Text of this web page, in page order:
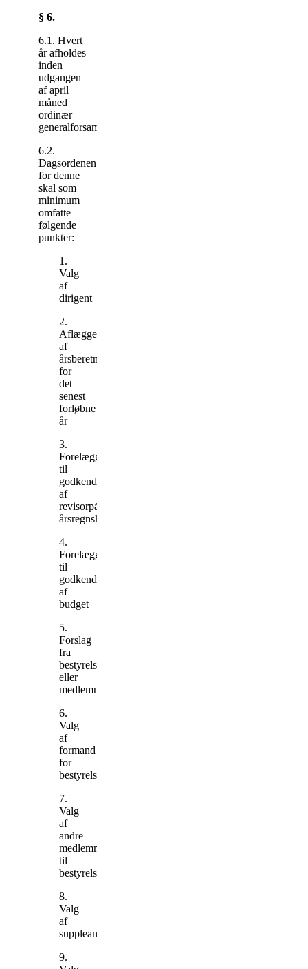
§ 6.
6.1. Hvert
år afholdes
inden
udgangen
af april
måned
ordinær
generalforsamling.
6.2.
Dagsordenen
for denne
skal som
minimum
omfatte
følgende
punkter:
1.
Valg
af
dirigent
2.
Aflæggelse
af
årsberetning
for
det
senest
forløbne
år
3.
Forelæggelse
til
godkendelse
af
revisorpåtegnet
årsregnskab
4.
Forelæggelse
til
godkendelse
af
budget
5.
Forslag
fra
bestyrelse
eller
medlemmer
6.
Valg
af
formand
for
bestyrelsen
7.
Valg
af
andre
medlemmer
til
bestyrelsen
8.
Valg
af
suppleanter
9.